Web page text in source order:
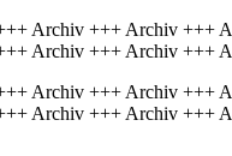
Archiv +++ Archiv
Archiv +++ Archiv +++
Archiv +++ Archiv
Archiv +++ Archiv +++